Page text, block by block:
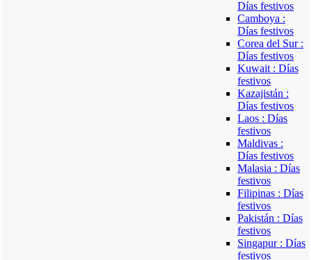
Días festivos
Camboya :
Días festivos
Corea del Sur :
Días festivos
Kuwait : Días
festivos
Kazajistán :
Días festivos
Laos : Días
festivos
Maldivas :
Días festivos
Malasia : Días
festivos
Filipinas : Días
festivos
Pakistán : Días
festivos
Singapur : Días
festivos